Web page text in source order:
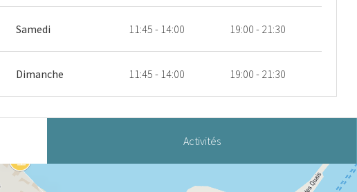
Samedi 11:45 - 14:00 19:00 - 21:30
Dimanche 11:45 - 14:00 19:00 - 21:30
Activités